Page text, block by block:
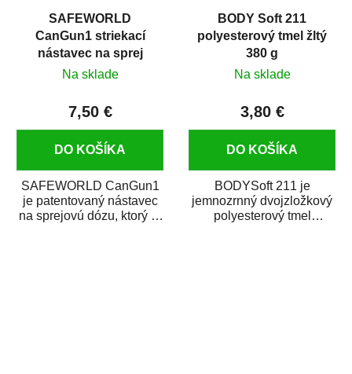
SAFEWORLD
CanGun1 striekací
nástavec na sprej
Na sklade
7,50 €
DO KOŠÍKA
SAFEWORLD CanGun1
je patentovaný nástavec
na sprejovú dózu, ktorý ju
BODY Soft 211
polyesterový tmel žltý
380 g
Na sklade
3,80 €
DO KOŠÍKA
BODYSoft 211 je
jemnozrnný dvojzložkový
polyesterový tmel